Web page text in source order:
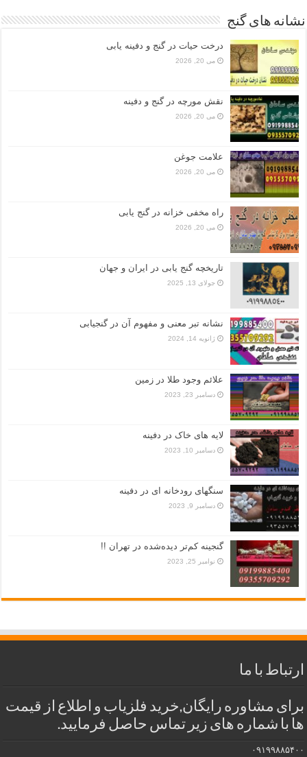
نشانه های گنج
درخت حیات در گنج و دفینه یابی
می 20, 2026
نقش مورچه در گنج و دفینه
می 20, 2026
علامت جوغن
می 20, 2026
راه مخفی خزانه در گنج یابی
می 20, 2026
تاریخچه گنج‌ یابی در ایران و جهان
جولای 13, 2025
نشانه تبر معنی و مفهوم آن در گنجیابی
ژانویه 14, 2024
علائم وجود طلا در زمین
دسامبر 23, 2023
لایه های خاک در دفینه
دسامبر 10, 2023
سنگهای رودخانه ای در دفینه
دسامبر 9, 2023
گنجینه کم‌تر دیده‌شده در تهران !!
نوامبر 25, 2023
ارتباط با ما
برای مشاوره رایگان,خرید فلزیاب و اطلاع از قیمت
ها با شماره های زیر تماس حاصل فرمایید.
۰۹۱۹۹۸۸۵۴۰۰